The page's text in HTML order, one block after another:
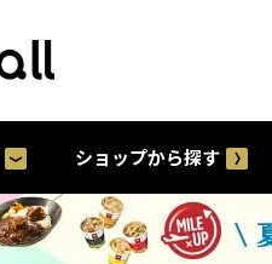
ショップから探す